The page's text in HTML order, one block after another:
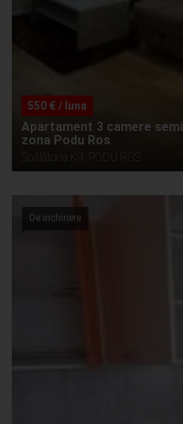
550 € / luna
Apartament 3 camere
zona Podu Ros
Spălătoria K9, PODU ROS
De inchiriere